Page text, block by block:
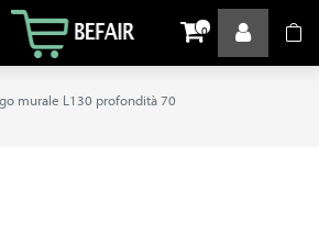
0
murale L130 profondità 70